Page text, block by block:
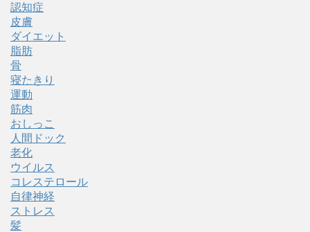
認知症
皮膚
ダイエット
脂肪
骨
寝たきり
運動
筋肉
おしっこ
人間ドック
老化
ウイルス
コレステロール
自律神経
ストレス
髪